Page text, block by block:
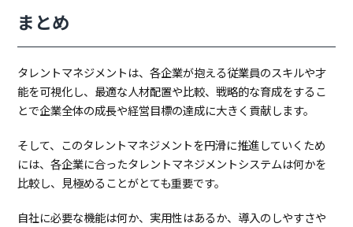
まとめ
タレントマネジメントは、各企業が抱える従業員のスキルや才
能を可視化し、最適な人材配置や比較、戦略的な育成をするこ
とで企業全体の成長や経営目標の達成に大きく貢献します。
そして、このタレントマネジメントを円滑に推進していくため
には、各企業に合ったタレントマネジメントシステムは何かを
比較し、見極めることがとても重要です。
自社に必要な機能は何か、実用性はあるか、導入のしやすさや